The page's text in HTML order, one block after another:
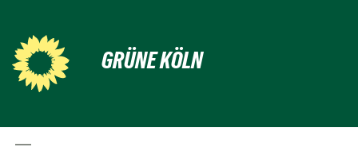
GRÜNE KÖLN